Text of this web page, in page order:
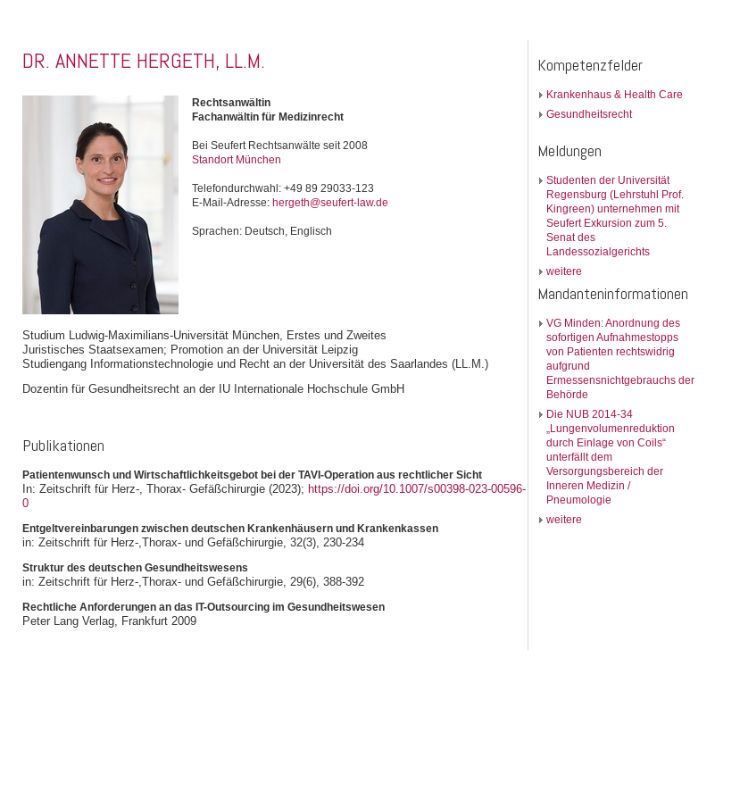
DR. ANNETTE HERGETH, LL.M.
Rechtsanwältin
Fachanwältin für Medizinrecht
Bei Seufert Rechtsanwälte seit 2008
Standort München
Telefondurchwahl: +49 89 29033-123
E-Mail-Adresse: hergeth@seufert-law.de
Sprachen: Deutsch, Englisch
Studium Ludwig-Maximilians-Universität München, Erstes und Zweites
Juristisches Staatsexamen; Promotion an der Universität Leipzig
Studiengang Informationstechnologie und Recht an der Universität des Saarlandes (LL.M.)
Dozentin für Gesundheitsrecht an der IU Internationale Hochschule GmbH
Publikationen
Patientenwunsch und Wirtschaftlichkeitsgebot bei der TAVI-Operation aus rechtlicher Sicht
In: Zeitschrift für Herz-, Thorax- Gefäßchirurgie (2023); https://doi.org/10.1007/s00398-023-00596-
0
Entgeltvereinbarungen zwischen deutschen Krankenhäusern und Krankenkassen
in: Zeitschrift für Herz-,Thorax- und Gefäßchirurgie, 32(3), 230-234
Struktur des deutschen Gesundheitswesens
in: Zeitschrift für Herz-,Thorax- und Gefäßchirurgie, 29(6), 388-392
Rechtliche Anforderungen an das IT-Outsourcing im Gesundheitswesen
Peter Lang Verlag, Frankfurt 2009
Kompetenzfelder
Krankenhaus & Health Care
Gesundheitsrecht
Meldungen
Studenten der Universität
Regensburg (Lehrstuhl Prof.
Kingreen) unternehmen mit
Seufert Exkursion zum 5.
Senat des
Landessozialgerichts
weitere
Mandanteninformationen
VG Minden: Anordnung des
sofortigen Aufnahmestopps
von Patienten rechtswidrig
aufgrund
Ermessensnichtgebrauchs der
Behörde
Die NUB 2014-34
„Lungenvolumenreduktion
durch Einlage von Coils“
unterfällt dem
Versorgungsbereich der
Inneren Medizin /
Pneumologie
weitere